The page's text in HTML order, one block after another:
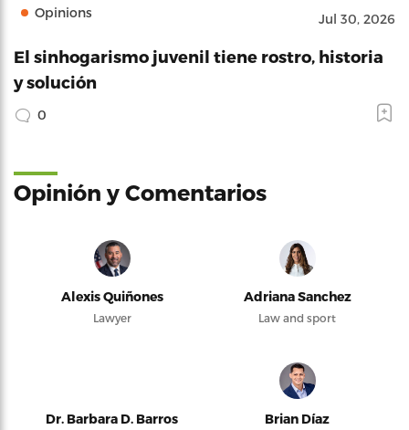
Opinions Jul 30, 2026
El sinhogarismo juvenil tiene rostro, historia
y solución
0
Opinión y Comentarios
Alexis Quiñones
Lawyer
Adriana Sanchez
Law and sport
Dr. Barbara D. Barros Brian Díaz